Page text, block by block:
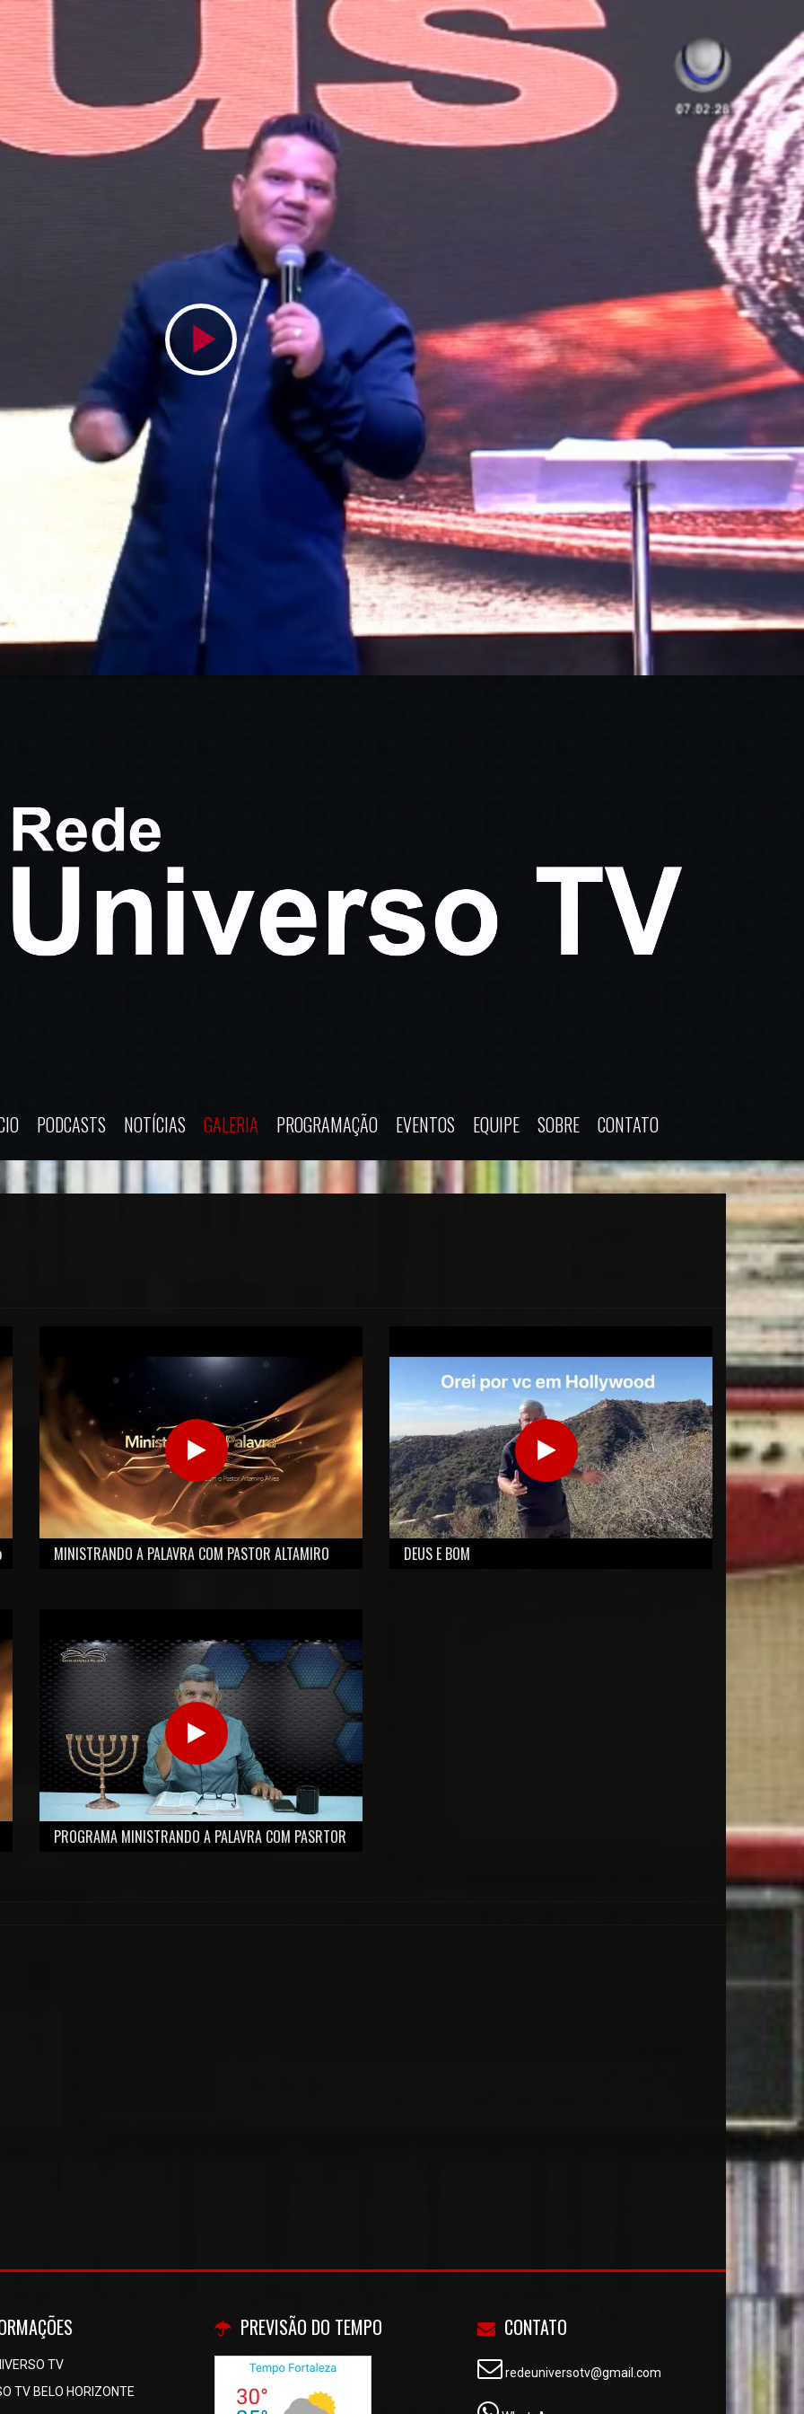
PODCASTS NOTÍCIAS GALERIA PROGRAMAÇÃO EVENTOS EQUIPE SOBRE CONTATO
MINISTRANDO A PALAVRA COM PASTOR ALTAMIRO
DEUS E BOM
PROGRAMA MINISTRANDO A PALAVRA COM PASRTOR
TV
TV BELO HORIZONTE
PREVISÃO DO TEMPO CONTATO
redeuniversotv@gmail.com